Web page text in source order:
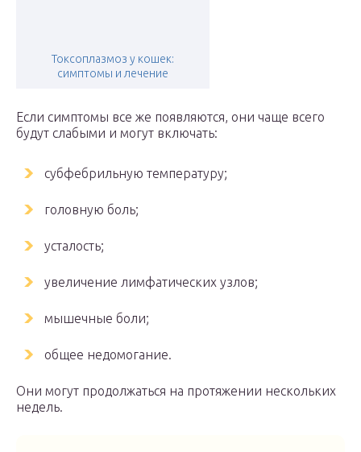
Токсоплазмоз у кошек:
симптомы и лечение
Если симптомы все же появляются, они чаще всего
будут слабыми и могут включать:
субфебрильную температуру;
головную боль;
усталость;
увеличение лимфатических узлов;
мышечные боли;
общее недомогание.
Они могут продолжаться на протяжении нескольких
недель.